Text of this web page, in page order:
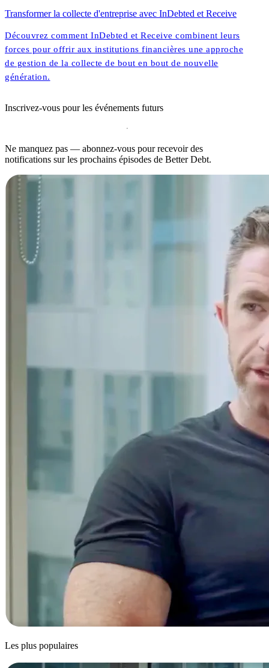
Transformer la collecte d'entreprise avec InDebted et Receive
Découvrez comment InDebted et Receive combinent leurs
forces pour offrir aux institutions financières une approche
de gestion de la collecte de bout en bout de nouvelle
génération.
Inscrivez-vous pour les événements futurs
Ne manquez pas — abonnez-vous pour recevoir des
notifications sur les prochains épisodes de Better Debt.
Les plus populaires